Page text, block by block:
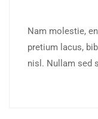
Nam molestie,
pretium lacus,
nisl. Nullam sed